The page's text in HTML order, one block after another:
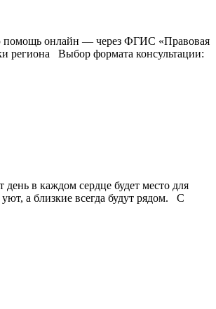
помощь онлайн — через ФГИС «Правовая
региона Выбор формата консультации:
в каждом сердце будет место для
а близкие всегда будут рядом. С